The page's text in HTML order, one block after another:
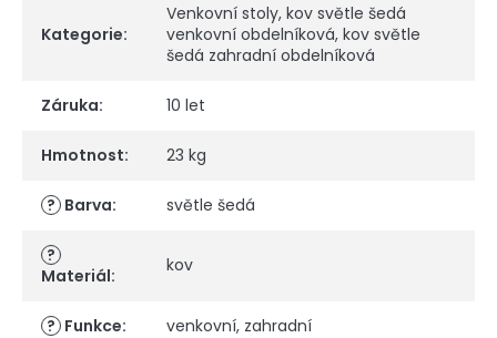
Kategorie:
Venkovní stoly, kov světle šedá
venkovní obdelníková, kov světle
šedá zahradní obdelníková
Záruka: 10 let
Hmotnost: 23 kg
? Barva: světle šedá
?
Materiál: kov
? Funkce: venkovní, zahradní